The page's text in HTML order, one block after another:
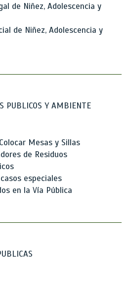
de Niñez, Adolescencia y
de Niñez, Adolescencia y
PUBLICOS Y AMBIENTE
Mesas y Sillas
de Residuos
especiales
en la Vía Pública